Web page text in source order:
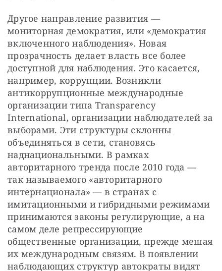
Другое направление развития —
мониторная демократия, или «демократия
включенного наблюдения». Новая
прозрачность делает власть все более
доступной для наблюдения. Это касается,
например, коррупции. Возникли
антикоррупционные международные
организации типа Transparency
International, организации наблюдателей за
выборами. Эти структуры склонны
объединяться в сети, становясь
наднациональными. В рамках
авторитарного тренда после 2010 года —
так называемого «авторитарного
интернационала» — в странах с
имитационными и гибридными режимами
принимаются законы регулирующие, а на
самом деле репрессирующие
общественные организации, прежде мешая
их международным связям. В появлении
наблюдающих структур автократы видят